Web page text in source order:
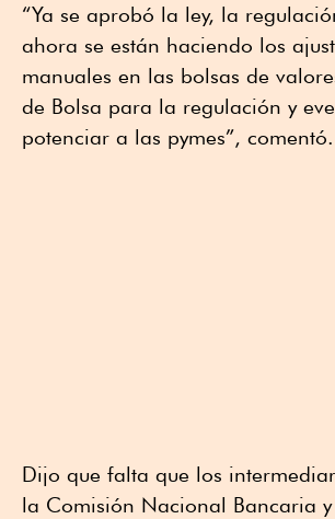
“Ya se aprobó la ley, la
ahora se están haciendo los
manuales en las bolsas de
de Bolsa para la regulación y
potenciar a las pymes”, comentó.
Dijo que falta que los
la Comisión Nacional Bancaria y